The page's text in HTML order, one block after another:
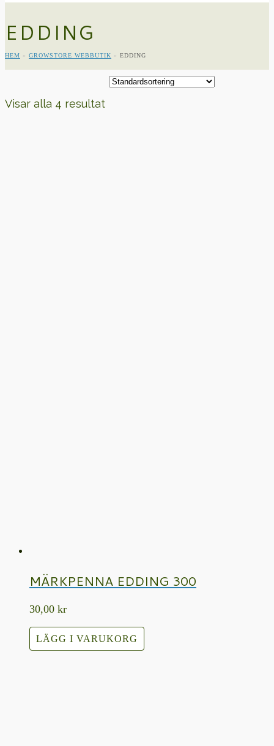
EDDING
HEM » GROWSTORE WEBBUTIK » EDDING
Visar alla 4 resultat
MÄRKPENNA EDDING 300
30,00 kr
LÄGG I VARUKORG